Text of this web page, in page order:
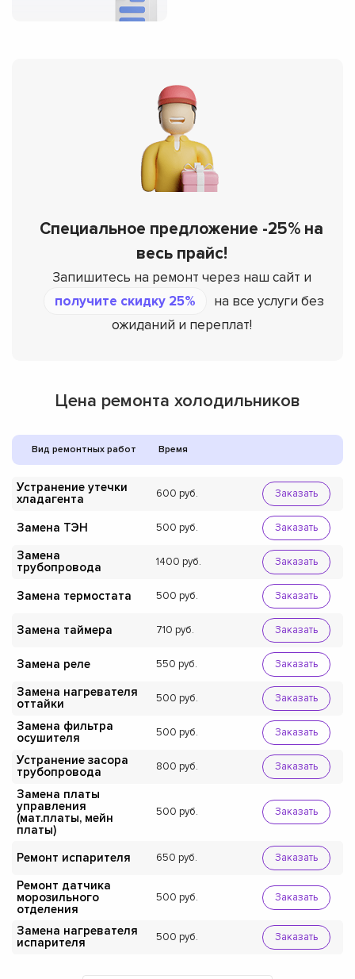
Специальное предложение -25% на
весь прайс!
Запишитесь на ремонт через наш сайт и
получите скидку 25%
на все услуги без
ожиданий и переплат!
Цена ремонта холодильников
Вид ремонтных работ Время
Устранение утечки
хладагента
600 Заказать
Замена ТЭН 500 Заказать
Замена
трубопровода
1400 Заказать
Замена термостата 500 Заказать
Замена таймера 710 Заказать
Замена реле 550 Заказать
Замена нагревателя
оттайки
500 Заказать
Замена фильтра
осушителя
500 Заказать
Устранение засора
трубопровода
800 Заказать
Замена платы
управления
(мат.платы, мейн
платы)
500 Заказать
Ремонт испарителя 650 Заказать
Ремонт датчика
морозильного
отделения
500 Заказать
Замена нагревателя
испарителя
500 Заказать